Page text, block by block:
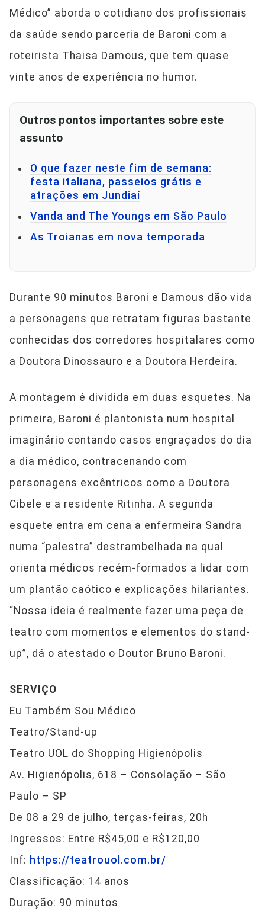
Médico” aborda o cotidiano dos profissionais
da saúde sendo parceria de Baroni com a
roteirista Thaisa Damous, que tem quase
vinte anos de experiência no humor.
Outros pontos importantes sobre este
assunto
O que fazer neste fim de semana:
festa italiana, passeios grátis e
atrações em Jundiaí
Vanda and The Youngs em São Paulo
As Troianas em nova temporada
Durante 90 minutos Baroni e Damous dão vida
a personagens que retratam figuras bastante
conhecidas dos corredores hospitalares como
a Doutora Dinossauro e a Doutora Herdeira.
A montagem é dividida em duas esquetes. Na
primeira, Baroni é plantonista num hospital
imaginário contando casos engraçados do dia
a dia médico, contracenando com
personagens excêntricos como a Doutora
Cibele e a residente Ritinha. A segunda
esquete entra em cena a enfermeira Sandra
numa “palestra” destrambelhada na qual
orienta médicos recém-formados a lidar com
um plantão caótico e explicações hilariantes.
“Nossa ideia é realmente fazer uma peça de
teatro com momentos e elementos do stand-
up”, dá o atestado o Doutor Bruno Baroni.
SERVIÇO
Eu Também Sou Médico
Teatro/Stand-up
Teatro UOL do Shopping Higienópolis
Av. Higienópolis, 618 – Consolação – São
Paulo – SP
De 08 a 29 de julho, terças-feiras, 20h
Ingressos: Entre R$45,00 e R$120,00
Inf: https://teatrouol.com.br/
Classificação: 14 anos
Duração: 90 minutos